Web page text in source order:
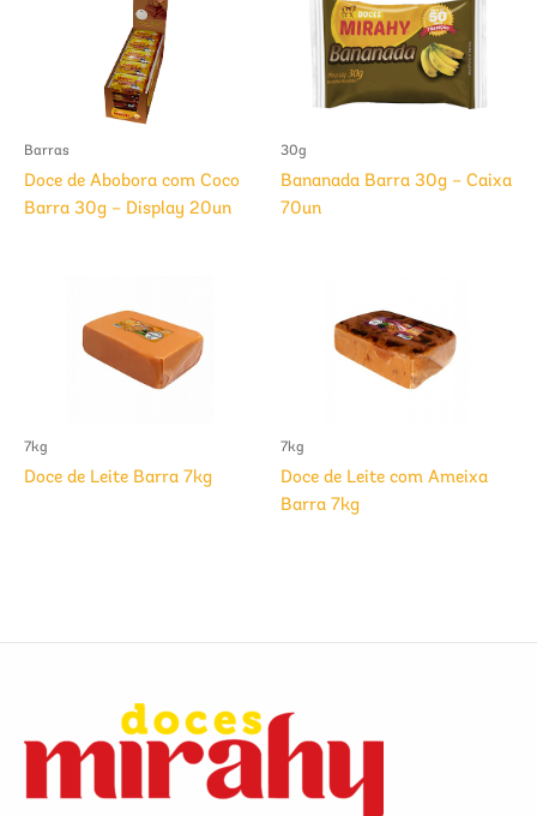
Barras
Doce de Abobora com Coco
Barra 30g – Display 20un
30g
Bananada Barra 30g – Caixa
70un
7kg
Doce de Leite Barra 7kg
7kg
Doce de Leite com Ameixa
Barra 7kg